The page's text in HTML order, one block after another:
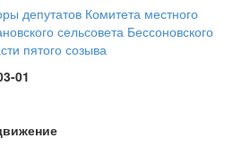
депутатов Комитета местного
сельсовета Бессоновского
пятого созыва
01